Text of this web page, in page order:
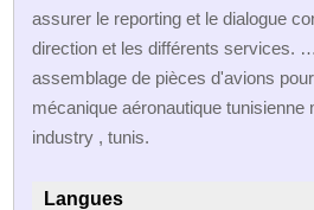
assurer le reporting et le dialogue
direction et les différents services.
assemblage de pièces d'avions
mécanique aéronautique tunisienne
industry , tunis.
Langues